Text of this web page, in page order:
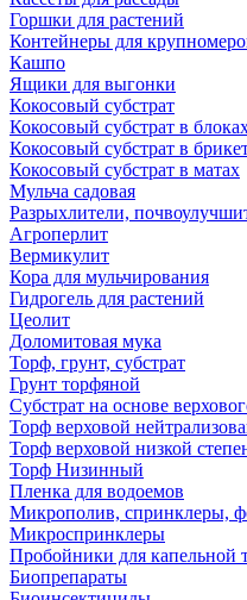
Горшки для растений
Контейнеры для
Кашпо
Ящики для выгонки
Кокосовый субстрат
Кокосовый субстрат в
Кокосовый субстрат в
Кокосовый субстрат в матах
Мульча садовая
Разрыхлители,
Агроперлит
Вермикулит
Кора для мульчирования
Гидрогель для растений
Цеолит
Доломитовая мука
Торф, грунт, субстрат
Грунт торфяной
Субстрат на основе
Торф верховой
Торф верховой низкой
Торф Низинный
Пленка для водоемов
Микрополив, спринклеры,
Микроспринклеры
Пробойники для капельной
Биопрепараты